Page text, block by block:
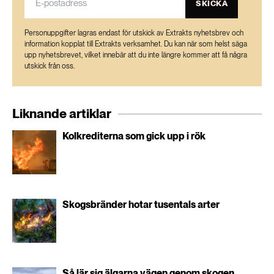
SKICKA
Personuppgifter lagras endast för utskick av Extrakts nyhetsbrev och
information kopplat till Extrakts verksamhet. Du kan när som helst säga
upp nyhetsbrevet, vilket innebär att du inte längre kommer att få några
utskick från oss.
Liknande artiklar
Kolkrediterna som gick upp i rök
Skogsbränder hotar tusentals arter